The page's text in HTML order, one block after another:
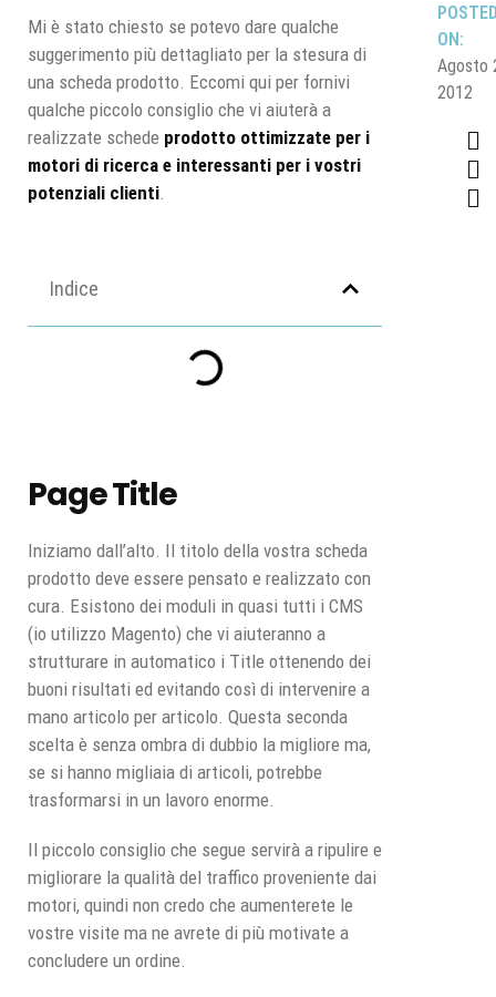
Mi è stato chiesto se potevo dare qualche
suggerimento più dettagliato per la stesura di
una scheda prodotto. Eccomi qui per fornivi
qualche piccolo consiglio che vi aiuterà a
realizzate schede prodotto ottimizzate per i
motori di ricerca e interessanti per i vostri
potenziali clienti
Indice
Page Title
Iniziamo dall’alto. Il titolo della vostra scheda
prodotto deve essere pensato e realizzato con
cura. Esistono dei moduli in quasi tutti i CMS
(io utilizzo Magento) che vi aiuteranno a
strutturare in automatico i Title ottenendo dei
buoni risultati ed evitando così di intervenire a
mano articolo per articolo. Questa seconda
scelta è senza ombra di dubbio la migliore ma,
se si hanno migliaia di articoli, potrebbe
trasformarsi in un lavoro enorme.
Il piccolo consiglio che segue servirà a ripulire e
migliorare la qualità del traffico proveniente dai
motori, quindi non credo che aumenterete le
vostre visite ma ne avrete di più motivate a
concludere un ordine.
ON:
Agosto
2012